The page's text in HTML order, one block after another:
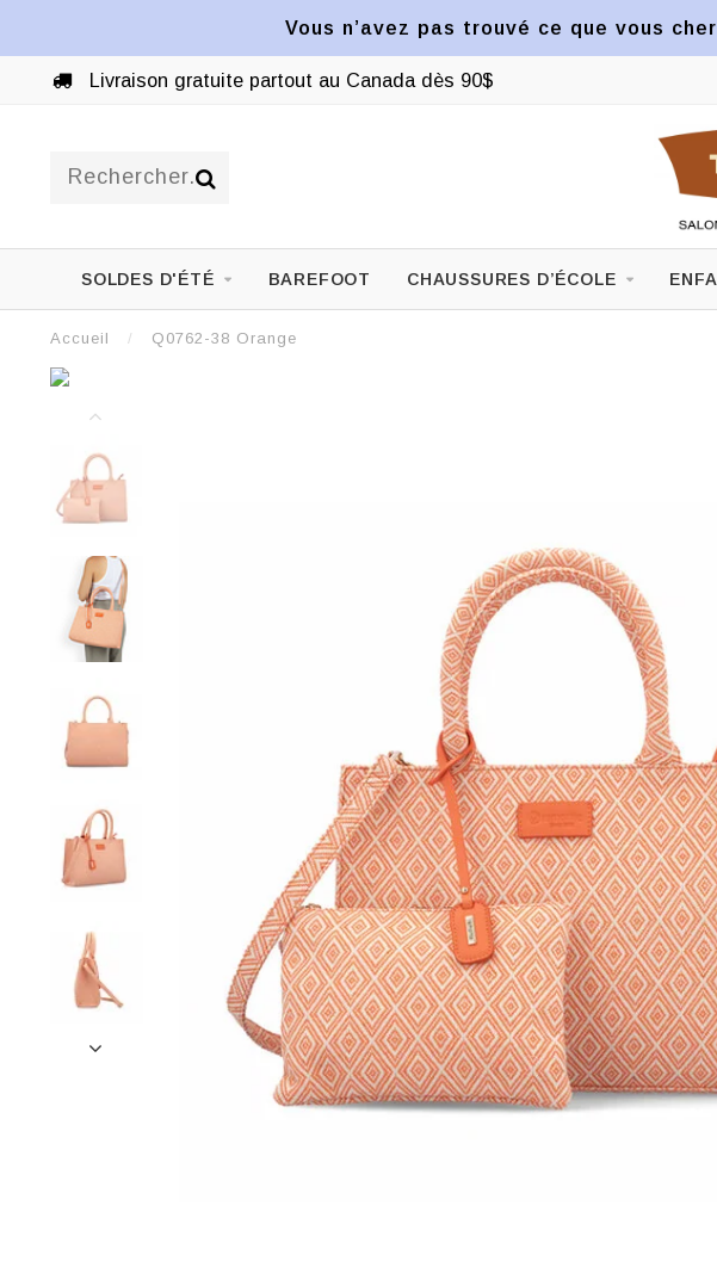
Vous n’avez pas trouvé ce que vous
Livraison gratuite partout au Canada dès 90$
SOLDES D'ÉTÉ BAREFOOT CHAUSSURES D’ÉCOLE
Accueil / Q0762-38 Orange